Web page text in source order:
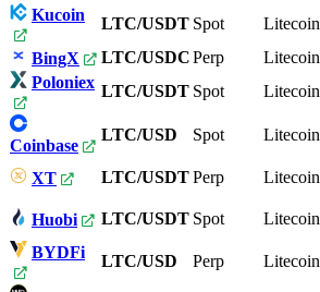
Kucoin
LTC/USDT Spot Litecoin
BingX
LTC/USDCPerp Litecoin
Poloniex LTC/USDT Spot Litecoin
Coinbase
LTC/USD Spot Litecoin
XT LTC/USDTPerp Litecoin
Huobi LTC/USDT Spot Litecoin
BYDFi
LTC/USD Perp Litecoin